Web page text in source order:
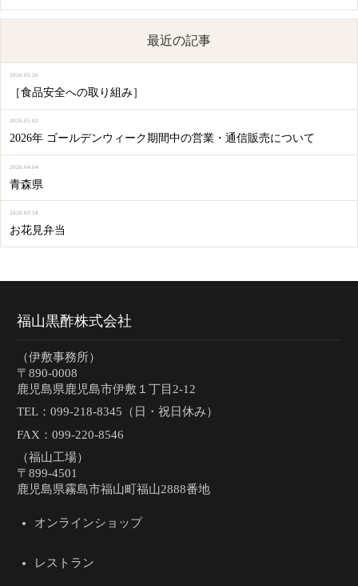
最近の記事
［食品安全への取り組み］
2026.05.26
2026年 ゴールデンウィーク期間中の営業・通信販売について
2026.05.02
青森県
2026.04.04
お花見弁当
2026.03.18
福山黒酢株式会社
（伊敷事務所）
〒890-0008
鹿児島県鹿児島市伊敷１丁目2-12
TEL：099-218-8345（日・祝日休み）
FAX：099-220-8546
（福山工場）
〒899-4501
鹿児島県霧島市福山町福山2888番地
オンラインショップ
レストラン